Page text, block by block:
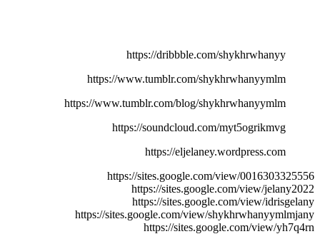
https://dribbble.com/shykhrwhanyy
https://www.tumblr.com/shykhrwhanyymlm
https://www.tumblr.com/blog/shykhrwhanyymlm
https://soundcloud.com/myt5ogrikmvg
https://eljelaney.wordpress.com
https://sites.google.com/view/0016303325556
https://sites.google.com/view/jelany2022
https://sites.google.com/view/idrisgelany
https://sites.google.com/view/shykhrwhanyymlmjany
https://sites.google.com/view/yh7q4rn